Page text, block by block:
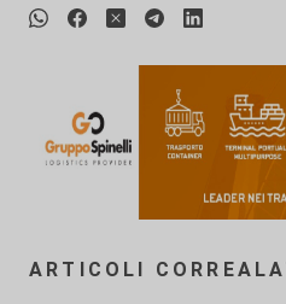
ARTICOLI